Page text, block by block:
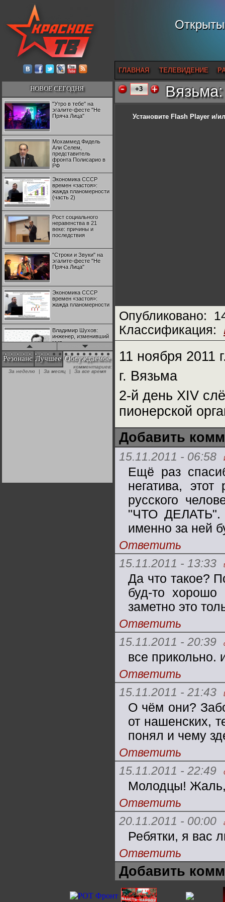
ГЛАВНАЯ ТЕЛЕВИДЕНИЕ
НОВОЕ СЕГОДНЯ
"Утро в тебе" на
эгалите-фесте "Не
Пряча Лица"
Мохаммед Фидель
Али Селем,
представитель
фронта Полисарио в
РФ
Экономика СССР
времен «застоя»:
жажда планомерности
(часть 2)
Рост социального
неравенства в 21
веке: причины и
последствия
"Строки и Звуки" на
эгалите-фесте "Не
Пряча Лица"
Экономика СССР
времен «застоя»:
жажда планомерности
Владимир Шухов:
инженер, изменивший
мир
"Аркадий Коц" на
эгалите-фесте "Не
Резонанс Лучшее Обсуждаемое
комментариев:
За неделю
| За месяц | За все время
+3
Установите Flash Player и/
Опубликовано:
Классификация:
11 ноября 2011
г. Вязьма
2-й день XIV
пионерской
Добавить
15.11.2011 - 06:58
Ещё раз
негатива,
русского
"ЧТО ДЕЛАТЬ".
именно за ней
Ответить
15.11.2011 - 13:33
Да что такое?
буд-то
заметно это
Ответить
15.11.2011 - 20:39
все прикольно.
Ответить
15.11.2011 - 21:43
О чём они?
от нашенских,
понял и чему
Ответить
15.11.2011 - 22:49
Молодцы! Жаль,
Ответить
20.11.2011 - 00:00
Ребятки, я вас
Ответить
Добавить